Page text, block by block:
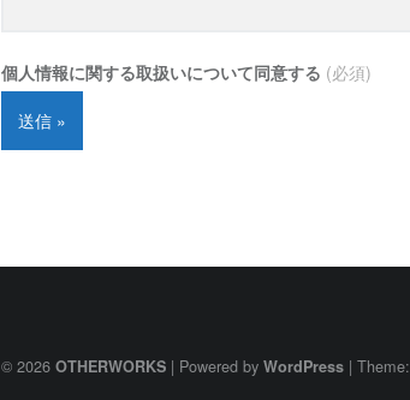
個人情報に関する取扱いについて同意する (必須)
© 2026 OTHERWORKS | Powered by WordPress | Theme: